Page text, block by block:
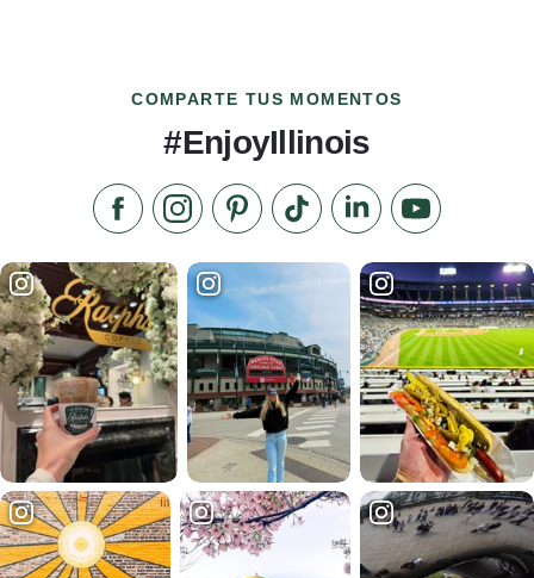
COMPARTE TUS MOMENTOS
#EnjoyIllinois
Síganos en Facebook
Síganos en Instagram
Visite nuestro Pinterest
Síganos en TikTok
Síganos en LinkedIn
Suscríbase a